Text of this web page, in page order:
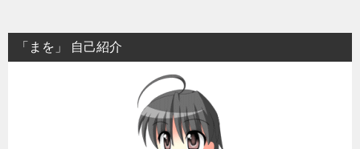
ビ
ゲ
「まを」 自己紹介